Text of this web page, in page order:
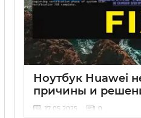
Ноутбук Huawei
причины и
17 05 2025 0